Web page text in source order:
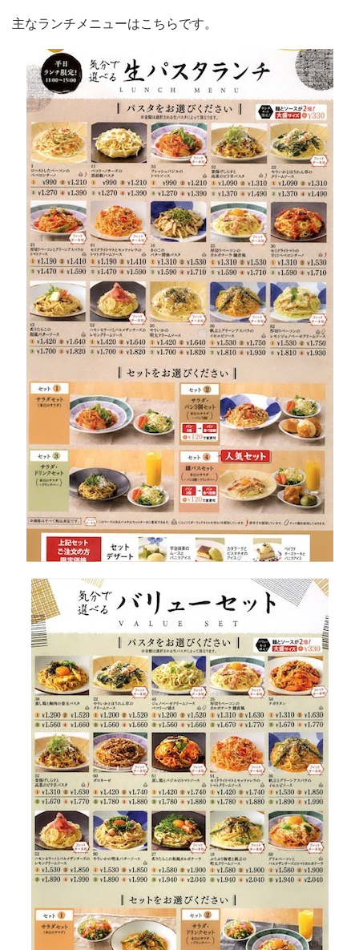
主なランチメニューはこちらです。